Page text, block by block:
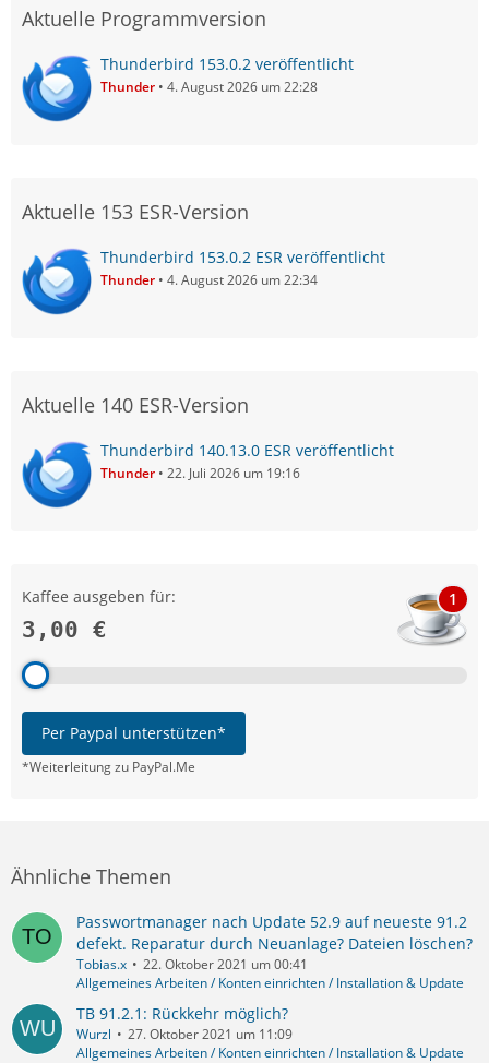
Aktuelle Programmversion
Thunderbird 153.0.2 veröffentlicht
Thunder 4. August 2026 um 22:28
Aktuelle 153 ESR-Version
Thunderbird 153.0.2 ESR veröffentlicht
Thunder 4. August 2026 um 22:34
Aktuelle 140 ESR-Version
Thunderbird 140.13.0 ESR veröffentlicht
Thunder 22. Juli 2026 um 19:16
Kaffee ausgeben für:
3,00 €
1
Per Paypal unterstützen*
*Weiterleitung zu PayPal.Me
Ähnliche Themen
Passwortmanager nach Update 52.9 auf neueste 91.2
defekt. Reparatur durch Neuanlage? Dateien löschen?
Tobias.x
22. Oktober 2021 um 00:41
Allgemeines Arbeiten / Konten einrichten / Installation & Update
TB 91.2.1: Rückkehr möglich?
Wurzl
27. Oktober 2021 um 11:09
Allgemeines Arbeiten / Konten einrichten / Installation & Update